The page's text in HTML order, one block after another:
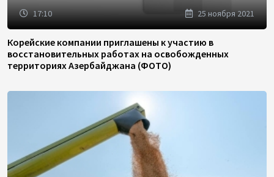
17:10 25 ноября 2021
Корейские компании приглашены к участию в
восстановительных работах на освобожденных
территориях Азербайджана (ФОТО)